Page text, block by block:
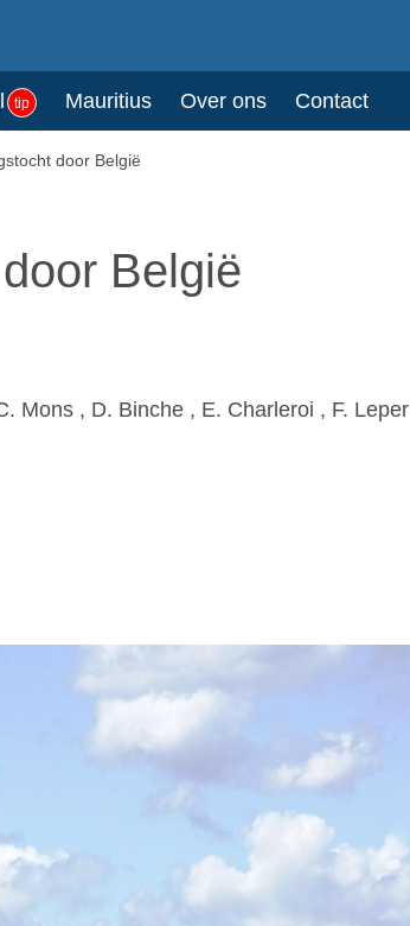
tip Mauritius Over ons Contact
door België
België
Mons , D. Binche , E. Charleroi , F. Leper